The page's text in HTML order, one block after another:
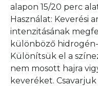
alapon 15/20 perc
Használat: Keverési
intenzitásának
különböző
Különítsük el a
nem mosott hajra
keveréket.